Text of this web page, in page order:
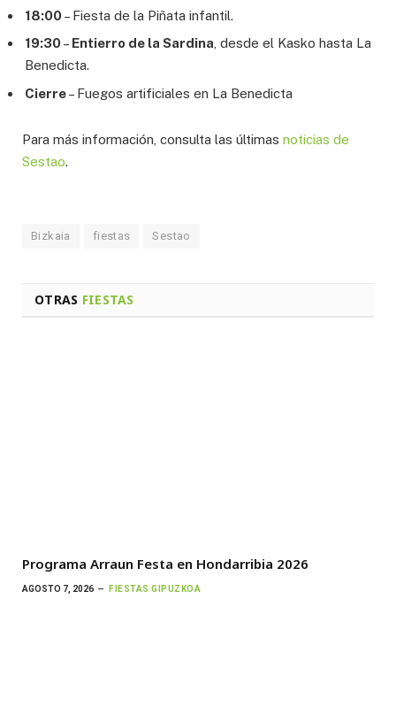
18:00– Fiesta de la Piñata infantil.
19:30– Entierro de la Sardina , desde el Kasko hasta La
Benedicta.
Cierre– Fuegos artificiales en La Benedicta
Para más información, consulta las últimas noticias de
Sestao.
Bizkaia fiestas Sestao
OTRAS FIESTAS
Programa Arraun Festa en Hondarribia 2026
AGOSTO 7, 2026 FIESTAS GIPUZKOA